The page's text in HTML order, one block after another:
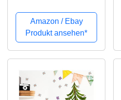
(BxH) I REH
Wandaufkleber Sticker
Mädchen Wandsticker
Kinderzimmer Deko
Amazon / Ebay
Produkt ansehen*